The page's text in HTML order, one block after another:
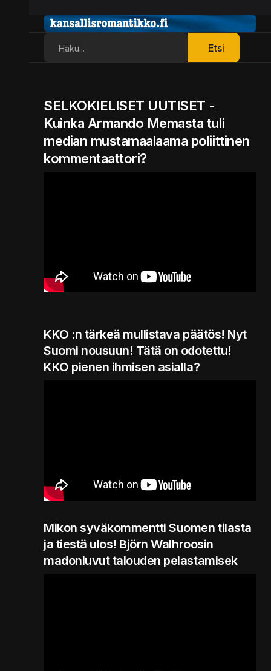
Etsi
SELKOKIELISET UUTISET -
Kuinka Armando Memasta tuli
median mustamaalaama poliittinen
kommentaattori?
KKO :n tärkeä mullistava päätös! Nyt
Suomi nousuun! Tätä on odotettu!
KKO pienen ihmisen asialla?
Mikon syväkommentti Suomen tilasta
ja tiestä ulos! Björn Walhroosin
madonluvut talouden pelastamisek